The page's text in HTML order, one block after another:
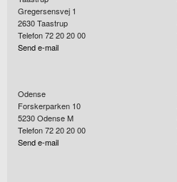
Gregersensvej 1
2630Taastrup
Telefon 72 20 20 00
Send e-mail
Odense
Forskerparken 10
5230Odense M
Telefon 72 20 20 00
Send e-mail